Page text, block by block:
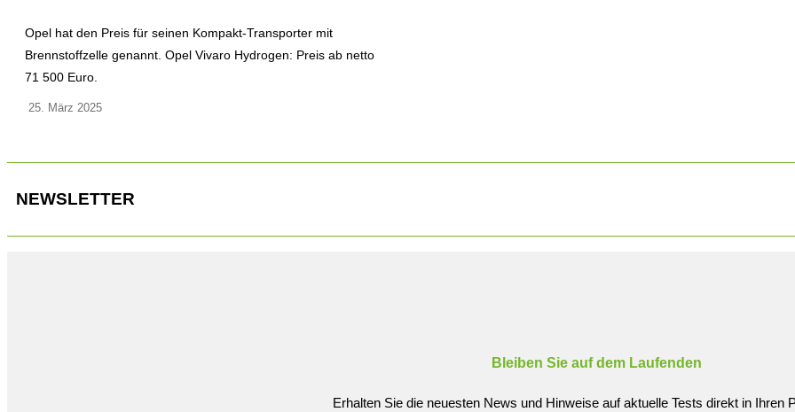
Opel hat den Preis für seinen Kompakt-Transporter mit
Brennstoffzelle genannt. Opel Vivaro Hydrogen: Preis ab netto
71 500 Euro.
25. März 2025
NEWSLETTER
Bleiben Sie auf dem Laufenden
Erhalten Sie die neuesten News und Hinweise auf aktuelle Tests direkt in Ihren